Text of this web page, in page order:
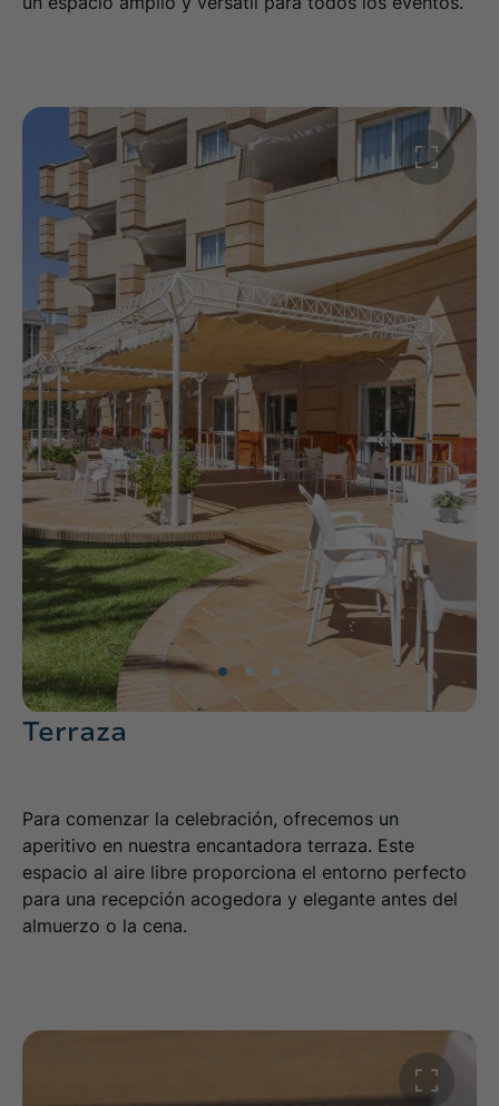
Terraza
Para comenzar la celebración, ofrecemos un
aperitivo en nuestra encantadora terraza. Este
espacio al aire libre proporciona el entorno perfecto
para una recepción acogedora y elegante antes del
almuerzo o la cena.